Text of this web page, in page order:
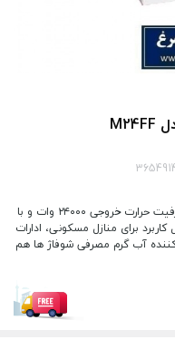
پکیج دیواری ایران رادیاتور مدل M24FF دارای ظرفیت حرارت خروجی ۲۴۰۰۰ وات و با
کاربرد برای منازل مسکونی، ادارات
آب گرم مصرفی شوفاژ ها هم